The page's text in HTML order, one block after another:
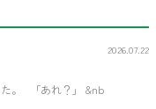
2026.07.22
。 「あれ？」 &nb